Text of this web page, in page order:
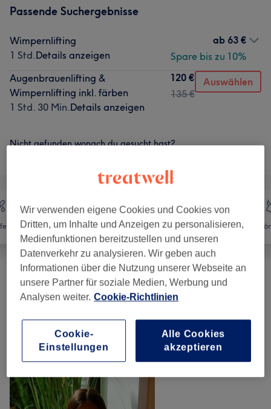
Passende Suchergebnisse
Wimpernlifting
1 Std.Details anzeigen
ab 63 €
Spare bis zu 10%
Augenbrauenlifting &
Wimpernlifting inkl. färben
1 Std. 30 Min.Details anzeigen
120 €
135 €
Auswählen
Nicht gefunden wonach du gesucht hast?
Gesicht Massage
Gesichtsbehandlung - Dr. Schrammek (9) ab 17 €
Unsere Arbeit
Wir verwenden eigene Cookies und Cookies von
Dritten, um Inhalte und Anzeigen zu personalisieren,
Medienfunktionen bereitzustellen und unseren
Datenverkehr zu analysieren. Wir geben auch
Informationen über die Nutzung unserer Webseite an
unsere Partner für soziale Medien, Werbung und
Analysen weiter. Cookie-Richtlinien
Cookie-
Einstellungen
Alle Cookies
akzeptieren